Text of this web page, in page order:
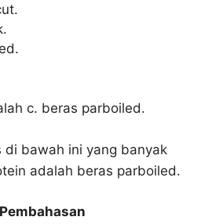
c. beras parboiled.
di bawah ini yang banyak
adalah beras parboiled.